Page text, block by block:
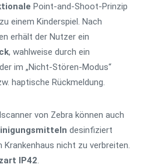
Point-and-Shoot-Prinzip
einem Kinderspiel. Nach
erhält der Nutzer ein
, wahlweise durch ein
im „Nicht-Stören-Modus“
haptische Rückmeldung.
von Zebra können auch
desinfiziert
Krankenhaus nicht zu verbreiten.
IP42.